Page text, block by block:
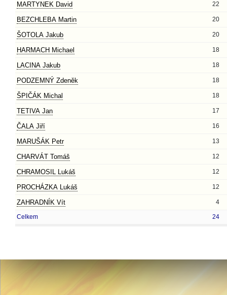
MARTYNEK David 22
BEZCHLEBA Martin 20
ŠOTOLA Jakub 20
HARMACH Michael 18
LACINA Jakub 18
PODZEMNÝ Zdeněk 18
ŠPIČÁK Michal 18
TETIVA Jan 17
ČALA Jiří 16
MARUŠÁK Petr 13
CHARVÁT Tomáš 12
CHRAMOSIL Lukáš 12
PROCHÁZKA Lukáš 12
ZAHRADNÍK Vít 4
Celkem 24